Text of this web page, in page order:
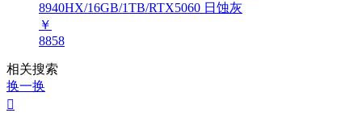
8940HX/16GB/1TB/RTX5060 日蚀灰
￥
8858
相关搜索
换一换
